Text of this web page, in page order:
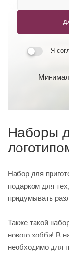
Я
Наборы
Набор для
подарком для
придумывать
Также такой
нового хобби! В
необходимо для